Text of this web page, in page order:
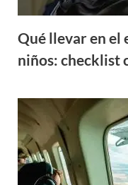
Qué llevar en el
niños: checklist